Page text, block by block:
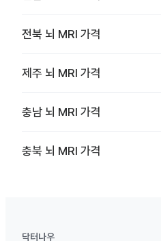
전북 뇌 MRI 가격
제주 뇌 MRI 가격
충남 뇌 MRI 가격
충북 뇌 MRI 가격
닥터나우